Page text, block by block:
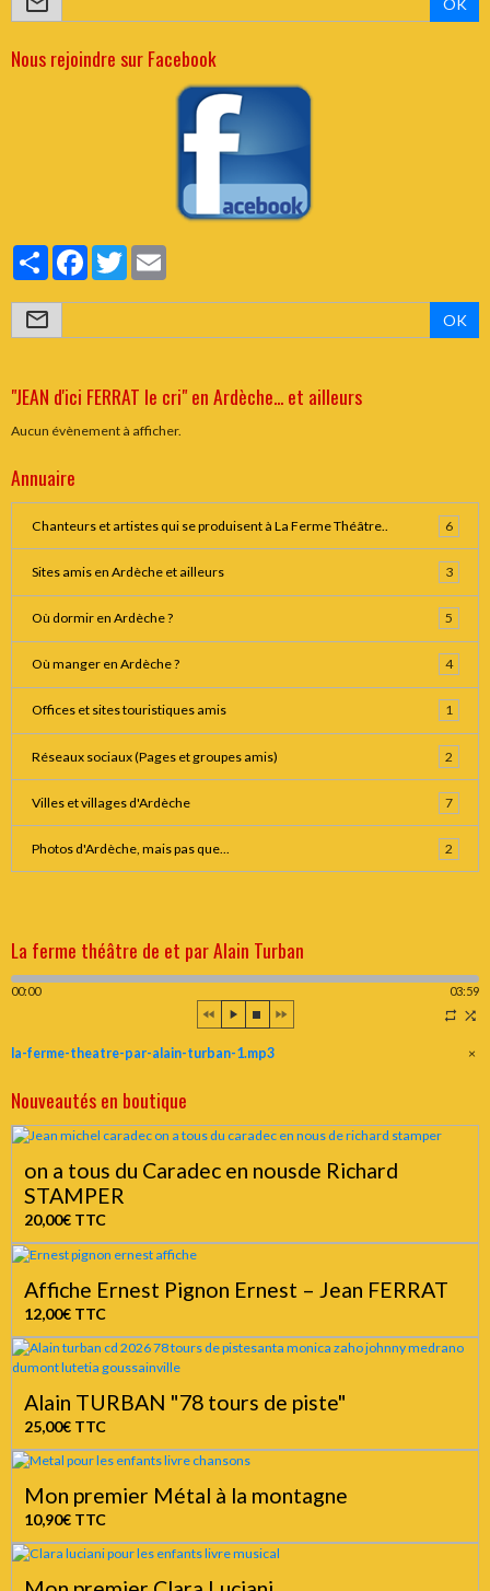
Nous rejoindre sur Facebook
PartagerFacebookTwitter
OK
"JEAN d'ici FERRAT le cri" en Ardèche... et ailleurs
Aucun évènement à afficher.
Annuaire
Chanteurs et artistes qui se produisent à La Ferme Théâtre.. 6
Sites amis en Ardèche et ailleurs 3
Où dormir en Ardèche ? 5
Où manger en Ardèche ? 4
Offices et sites touristiques amis 1
Réseaux sociaux (Pages et groupes amis) 2
Villes et villages d'Ardèche 7
Photos d'Ardèche, mais pas que... 2
La ferme théâtre de et par Alain Turban
00:00 03:59
×
la-ferme-theatre-par-alain-turban-1.mp3
Nouveautés en boutique
on a tous du Caradec en nousde Richard
STAMPER
20,00€ TTC
Affiche Ernest Pignon Ernest – Jean FERRAT
12,00€ TTC
Alain TURBAN "78 tours de piste"
25,00€ TTC
Mon premier Métal à la montagne
10,90€ TTC